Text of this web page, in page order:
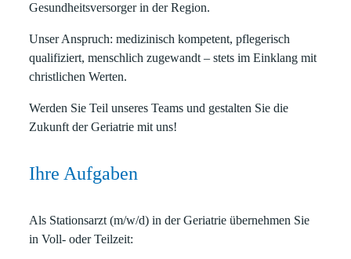
Gesundheitsversorger in der Region.
Unser Anspruch: medizinisch kompetent, pflegerisch
qualifiziert, menschlich zugewandt – stets im Einklang mit
christlichen Werten.
Werden Sie Teil unseres Teams und gestalten Sie die
Zukunft der Geriatrie mit uns!
Ihre Aufgaben
Als Stationsarzt (m/w/d) in der Geriatrie übernehmen Sie
in Voll- oder Teilzeit: